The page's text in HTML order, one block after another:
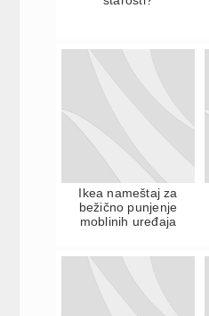
Ikea nameštaj za
bežično punjenje
moblinih uređaja